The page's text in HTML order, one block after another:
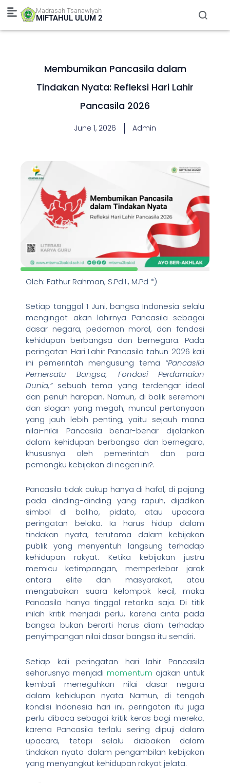
Skip
content
Madrasah Tsanawiyah
MIFTAHUL ULUM 2
Membumikan Pancasila dalam
Tindakan Nyata: Refleksi Hari Lahir
Pancasila 2026
June 1, 2026 Admin
Oleh: Fathur Rahman, S.Pd.I., M.Pd *)
Setiap tanggal 1 Juni, bangsa Indonesia selalu
mengingat akan lahirnya Pancasila sebagai
dasar negara, pedoman moral, dan fondasi
kehidupan berbangsa dan bernegara. Pada
peringatan Hari Lahir Pancasila tahun 2026 kali
ini pemerintah mengusung tema “Pancasila
Pemersatu Bangsa, Fondasi Perdamaian
Dunia,”sebuah tema yang terdengar ideal
dan penuh harapan. Namun, di balik seremoni
dan slogan yang megah, muncul pertanyaan
yang jauh lebih penting, yaitu sejauh mana
nilai-nilai Pancasila benar-benar dijalankan
dalam kehidupan berbangsa dan bernegara,
khususnya oleh pemerintah dan para
pemangku kebijakan di negeri ini?.
Pancasila tidak cukup hanya di hafal, di pajang
pada dinding-dinding yang rapuh, dijadikan
simbol di baliho, pidato, atau upacara
peringatan belaka. Ia harus hidup dalam
tindakan nyata, terutama dalam kebijakan
publik yang menyentuh langsung terhadap
kehidupan rakyat. Ketika kebijakan justru
memicu ketimpangan, memperlebar jarak
antara elite dan masyarakat, atau
mengabaikan suara kelompok kecil, maka
Pancasila hanya tinggal retorika saja. Di titik
inilah kritik menjadi perlu, karena cinta pada
bangsa bukan berarti harus diam terhadap
penyimpangan nilai dasar bangsa itu sendiri.
Setiap kali peringatan hari lahir Pancasila
seharusnya menjadi momentum ajakan untuk
kembali meneguhkan nilai dasar negara
dalam kehidupan nyata. Namun, di tengah
kondisi Indonesia hari ini, peringatan itu juga
perlu dibaca sebagai kritik keras bagi mereka,
karena Pancasila terlalu sering dipuji dalam
upacara, tetapi selalu diabaikan dalam
tindakan nyata dalam pengambilan kebijakan
yang menyangkut kehidupan rakyat jelata.